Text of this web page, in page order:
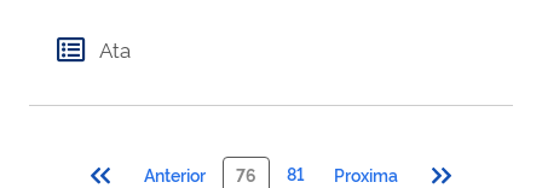
Ata
Anterior 76 81 Proxima